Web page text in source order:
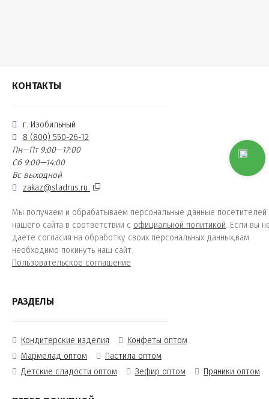
КОНТАКТЫ
г. Изобильный
8 (800) 550-26-12
Пн—Пт 9:00—17:00
Сб 9:00—14:00
Вс выходной
zakaz@sladrus.ru
Мы получаем и обрабатываем персональные данные посетителей
нашего сайта в соответствии с официальной политикой. Если вы
даете согласия на обработку своих персональных данных,вам
необходимо покинуть наш сайт.
Пользовательское соглашение
РАЗДЕЛЫ
Кондитерские изделия
Конфеты оптом
Мармелад оптом
Пастила оптом
Детские сладости оптом
Зефир оптом Пряники оптом